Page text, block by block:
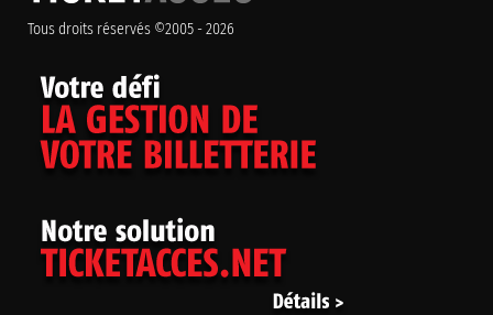
Tous droits réservés ©2005 - 2026